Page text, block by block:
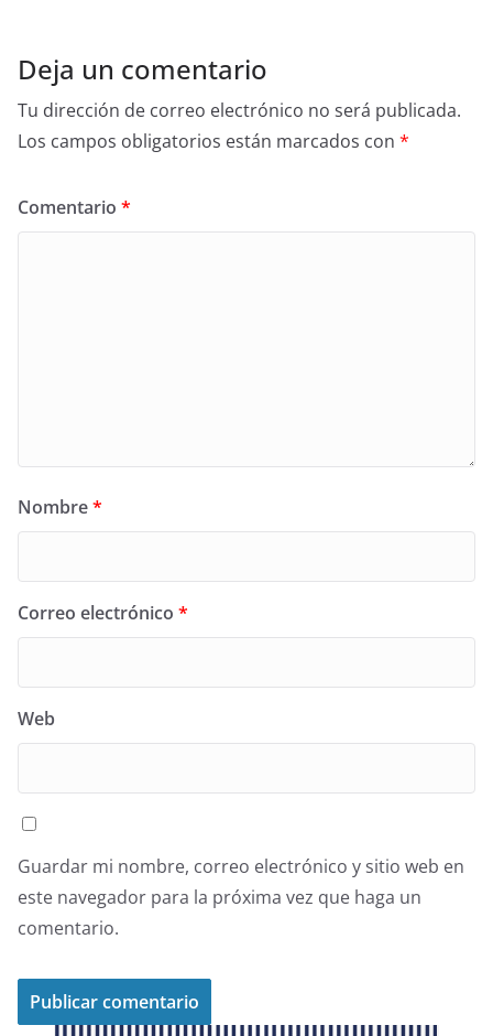
Deja un comentario
Tu dirección de correo electrónico no será publicada.
Los campos obligatorios están marcados con *
Comentario *
Nombre*
Correo electrónico *
Web
Guardar mi nombre, correo electrónico y sitio web en
este navegador para la próxima vez que haga un
comentario.